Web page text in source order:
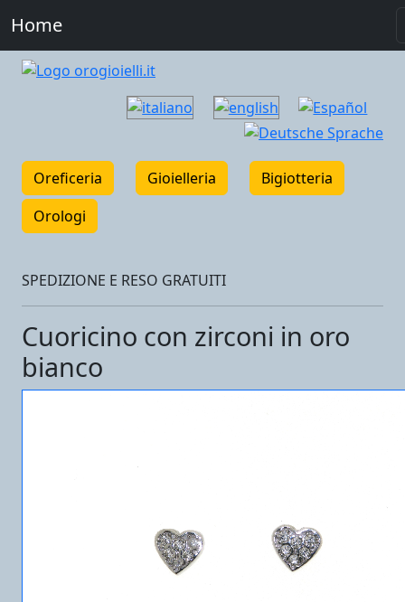
Home
Oreficeria Gioielleria
Bigiotteria
Orologi
SPEDIZIONE E RESO GRATUITI
Cuoricino con zirconi in oro
bianco